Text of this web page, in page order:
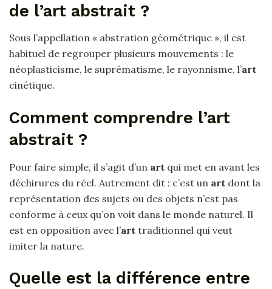
de l’art abstrait ?
Sous l’appellation « abstration géométrique », il est
habituel de regrouper plusieurs mouvements : le
néoplasticisme, le suprématisme, le rayonnisme, l’art
cinétique.
Comment comprendre l’art
abstrait ?
Pour faire simple, il s’agit d’un art qui met en avant les
déchirures du réel. Autrement dit : c’est un art dont la
représentation des sujets ou des objets n’est pas
conforme à ceux qu’on voit dans le monde naturel. Il
est en opposition avec l’art traditionnel qui veut
imiter la nature.
Quelle est la différence entre